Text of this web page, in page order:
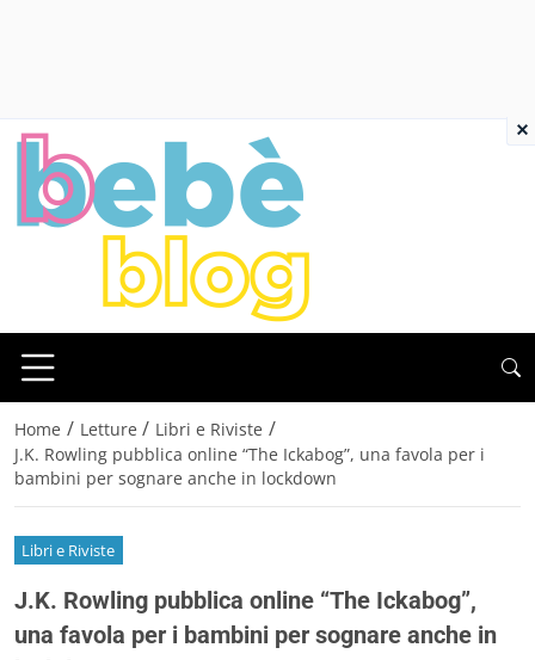
Home / Letture / Libri e Riviste /
J.K. Rowling pubblica online “The Ickabog”, una favola per i
bambini per sognare anche in lockdown
Libri e Riviste
J.K. Rowling pubblica online “The Ickabog”,
una favola per i bambini per sognare anche in
×